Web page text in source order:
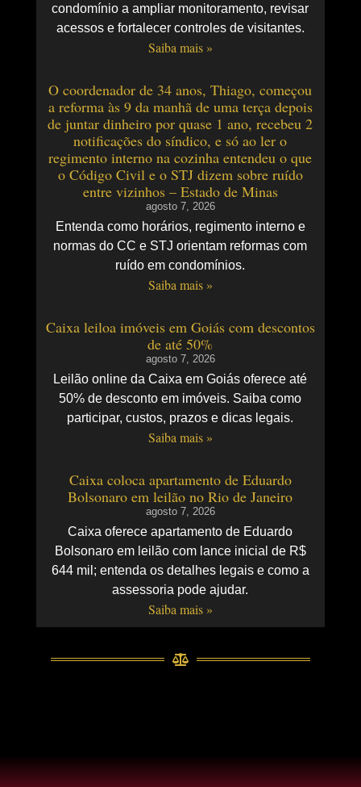
condomínio a ampliar monitoramento, revisar
acessos e fortalecer controles de visitantes.
Saiba mais »
O coordenador de 34 anos, Thiago, começou
a reforma às 9 da manhã de uma terça depois
de juntar dinheiro por quase 1 ano, recebeu 2
notificações do síndico, e só ao ler o
regimento interno na cozinha entendeu o que
o Código Civil e o STJ dizem sobre ruído
entre vizinhos – Estado de Minas
agosto 7, 2026
Entenda como horários, regimento interno e
normas do CC e STJ orientam reformas com
ruído em condomínios.
Saiba mais »
Caixa leiloa imóveis em Goiás com descontos
de até 50%
agosto 7, 2026
Leilão online da Caixa em Goiás oferece até
50% de desconto em imóveis. Saiba como
participar, custos, prazos e dicas legais.
Saiba mais »
Caixa coloca apartamento de Eduardo
Bolsonaro em leilão no Rio de Janeiro
agosto 7, 2026
Caixa oferece apartamento de Eduardo
Bolsonaro em leilão com lance inicial de R$
644 mil; entenda os detalhes legais e como a
assessoria pode ajudar.
Saiba mais »